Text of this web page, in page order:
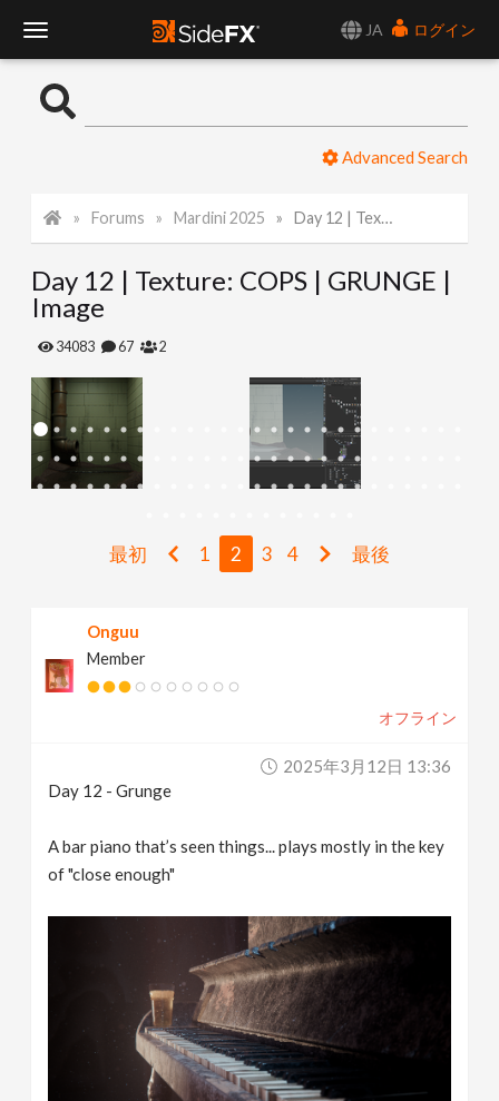
JA
ログイン
o
l
e
N
a
Advanced Search
Forums Mardini 2025 Day 12 | Texture: COPS | GRUNGE | Image
Day 12 | Texture: COPS | GRUNGE |
Image
34083 67 2
最初 1 2 3 4 最後
Onguu
Member
オフライン
2025年3月12日 13:36
Day 12 - Grunge
A bar piano that’s seen things... plays mostly in the key
of "close enough"